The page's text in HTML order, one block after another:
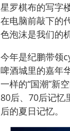
星罗棋布的写字
在电脑前敲下的
色泡沫是我们的
今年是纪鹏带领
啤酒城里的嘉年
一样的“国潮”新
80后、70后记忆
后的夏日记忆。